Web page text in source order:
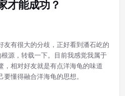
才能成功？
友有很大的分歧，正好看到潘石屹的
源，转载一下。目前我感觉我属于
，相对好友就是有点洋海龟的味道
懂得融合洋海龟的思想。